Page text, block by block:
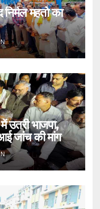
निर्मल महतो का
उतरी भाजपा,
जांच की मांग